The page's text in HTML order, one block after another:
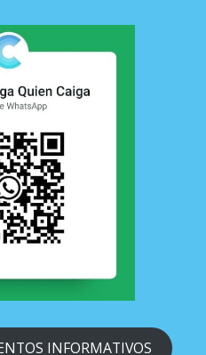
INFORMATIVOS